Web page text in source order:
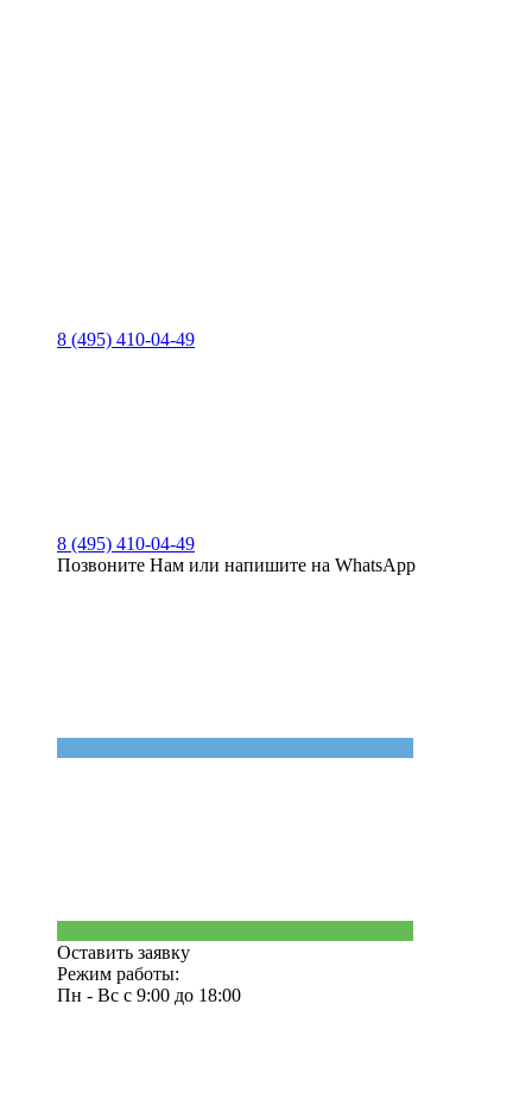
8 (495) 410-04-49
8 (495) 410-04-49
Позвоните Нам или напишите на WhatsApp
Оставить заявку
Режим работы:
Пн - Вс с 9:00 до 18:00